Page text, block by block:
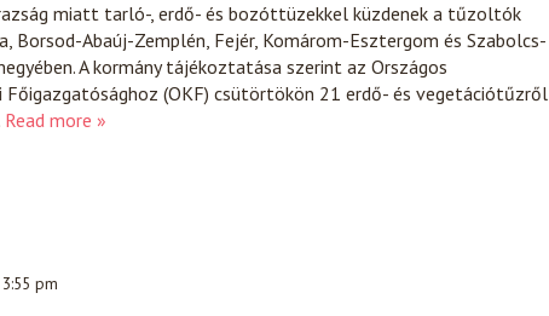
miatt tarló-, erdő- és bozóttüzekkel küzdenek a tűzoltók
Borsod-Abaúj-Zemplén, Fejér, Komárom-Esztergom és Szabolcs-
A kormány tájékoztatása szerint az Országos
(OKF) csütörtökön 21 erdő- és vegetációtűzről
Read more »
pm